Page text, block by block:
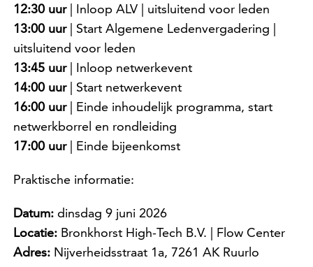
12:30 uur| Inloop ALV | uitsluitend voor leden
13:00 uur| Start Algemene Ledenvergadering |
uitsluitend voor leden
13:45 uur| Inloop netwerkevent
14:00 uur| Start netwerkevent
16:00 uur| Einde inhoudelijk programma, start
netwerkborrel en rondleiding
17:00 uur| Einde bijeenkomst
Praktische informatie:
Datum: dinsdag 9 juni 2026
Locatie: Bronkhorst High-Tech B.V. | Flow Center
Adres: Nijverheidsstraat 1a, 7261 AK Ruurlo